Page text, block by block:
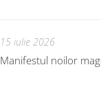
15 iulie 2026
Manifestul noilor